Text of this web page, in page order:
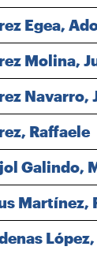
Egea,
Molina,
Navarro,
Raffaele
Galindo,
Martínez,